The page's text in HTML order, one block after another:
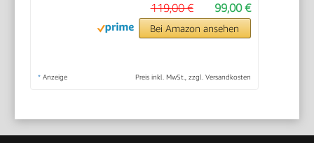
99,00 €
119,00 €
Bei Amazon ansehen
* Anzeige Preis inkl. MwSt., zzgl. Versandkosten